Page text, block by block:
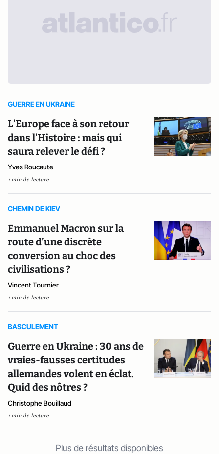
GUERRE EN UKRAINE
L’Europe face à son retour
dans l’Histoire : mais qui
saura relever le défi ?
Yves Roucaute
1 min de lecture
CHEMIN DE KIEV
Emmanuel Macron sur la
route d’une discrète
conversion au choc des
civilisations ?
Vincent Tournier
1 min de lecture
BASCULEMENT
Guerre en Ukraine : 30 ans de
vraies-fausses certitudes
allemandes volent en éclat.
Quid des nôtres ?
Christophe Bouillaud
1 min de lecture
Plus de résultats disponibles